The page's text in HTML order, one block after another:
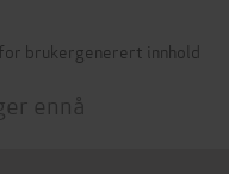
brukergenerert innhold
ennå